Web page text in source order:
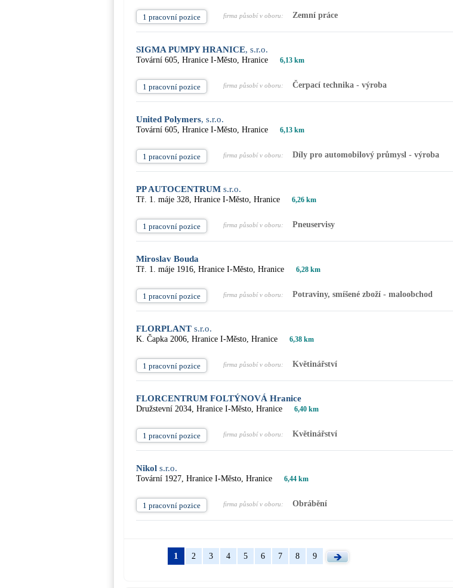
1 pracovní pozice firma působí v oboru: Zemní práce
SIGMA PUMPY HRANICE, s.r.o.
Tovární 605, Hranice I-Město, Hranice 6,13 km
1 pracovní pozice firma působí v oboru: Čerpací technika - výroba
United Polymers, s.r.o.
Tovární 605, Hranice I-Město, Hranice 6,13 km
1 pracovní pozice firma působí v oboru: Díly pro automobilový průmysl - výroba
PP AUTOCENTRUM s.r.o.
Tř. 1. máje 328, Hranice I-Město, Hranice 6,26 km
1 pracovní pozice firma působí v oboru: Pneuservisy
Miroslav Bouda
Tř. 1. máje 1916, Hranice I-Město, Hranice 6,28 km
1 pracovní pozice firma působí v oboru: Potraviny, smíšené zboží - maloobchod
FLORPLANT s.r.o.
K. Čapka 2006, Hranice I-Město, Hranice 6,38 km
1 pracovní pozice firma působí v oboru: Květinářství
FLORCENTRUM FOLTÝNOVÁ Hranice
Družstevní 2034, Hranice I-Město, Hranice 6,40 km
1 pracovní pozice firma působí v oboru: Květinářství
Nikol s.r.o.
Tovární 1927, Hranice I-Město, Hranice 6,44 km
1 pracovní pozice firma působí v oboru: Obrábění
1 2 3 4 5 6 7 8 9